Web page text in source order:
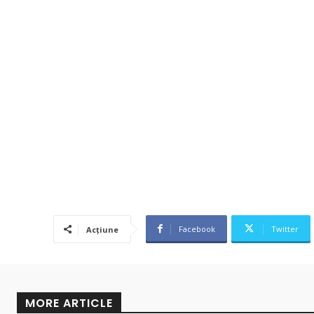
Acțiune Facebook Twitter
MORE ARTICLE